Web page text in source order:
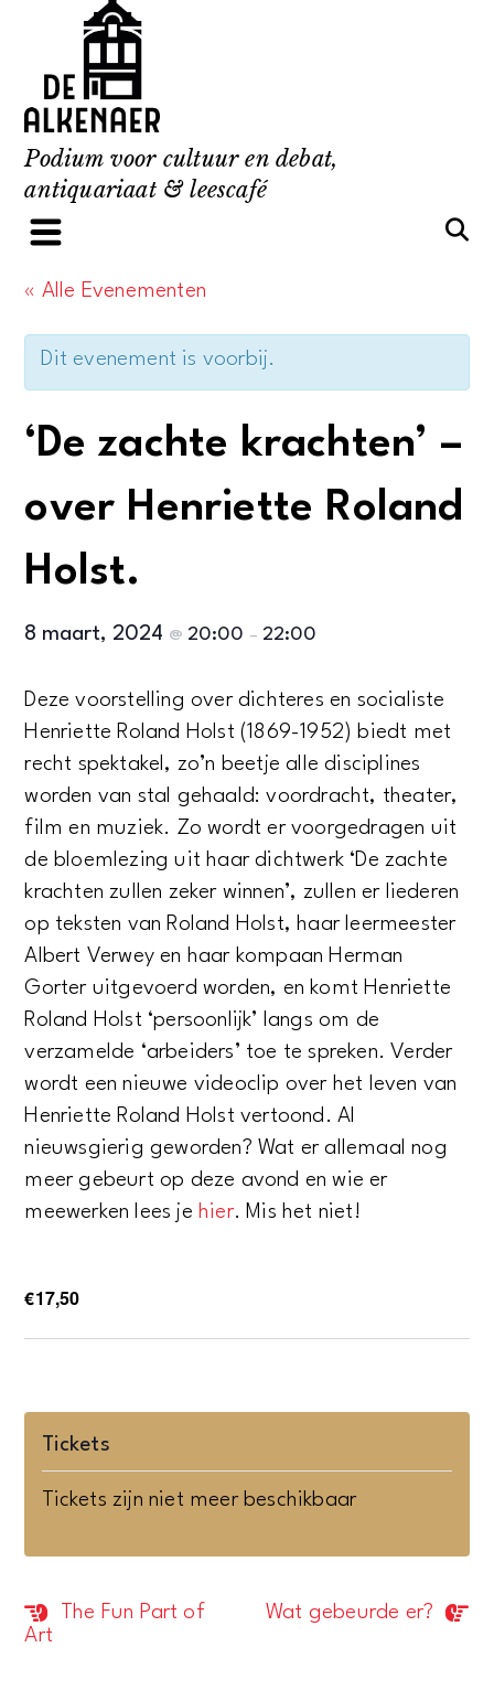
content
Podium voor cultuur en debat,
antiquariaat & leescafé
« Alle Evenementen
Dit evenement is voorbij.
‘De zachte krachten’ –
over Henriette Roland
Holst.
8 maart, 2024 @ 20:00 – 22:00
Deze voorstelling over dichteres en socialiste
Henriette Roland Holst (1869-1952) biedt met
recht spektakel, zo’n beetje alle disciplines
worden van stal gehaald: voordracht, theater,
film en muziek. Zo wordt er voorgedragen uit
de bloemlezing uit haar dichtwerk ‘De zachte
krachten zullen zeker winnen’, zullen er liederen
op teksten van Roland Holst, haar leermeester
Albert Verwey en haar kompaan Herman
Gorter uitgevoerd worden, en komt Henriette
Roland Holst ‘persoonlijk’ langs om de
verzamelde ‘arbeiders’ toe te spreken. Verder
wordt een nieuwe videoclip over het leven van
Henriette Roland Holst vertoond. Al
nieuwsgierig geworden? Wat er allemaal nog
meer gebeurt op deze avond en wie er
meewerken lees je hier. Mis het niet!
€17,50
Tickets
Tickets zijn niet meer beschikbaar
Evenement
The Fun Part of
Art
Wat gebeurde er?